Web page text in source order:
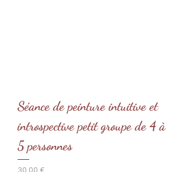
Séance de peinture intuitive et
introspective petit groupe de 4 à
5 personnes
Prix
30,00 €